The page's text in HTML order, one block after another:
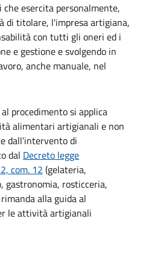
esercita personalmente,
di titolare, l'impresa artigiana,
con tutti gli oneri ed i
e gestione e svolgendo in
anche manuale, nel
procedimentosi applica
alimentari artigianali e non
dall’intervento di
dal Decreto legge
com. 12 (gelateria,
gastronomia, rosticceria,
alla guida al
le attività artigianali